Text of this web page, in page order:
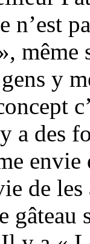
n’est
même
gens y
des
de
gâteau